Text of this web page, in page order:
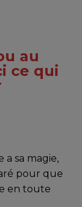
au
ce qui
sa magie,
pour que
en toute